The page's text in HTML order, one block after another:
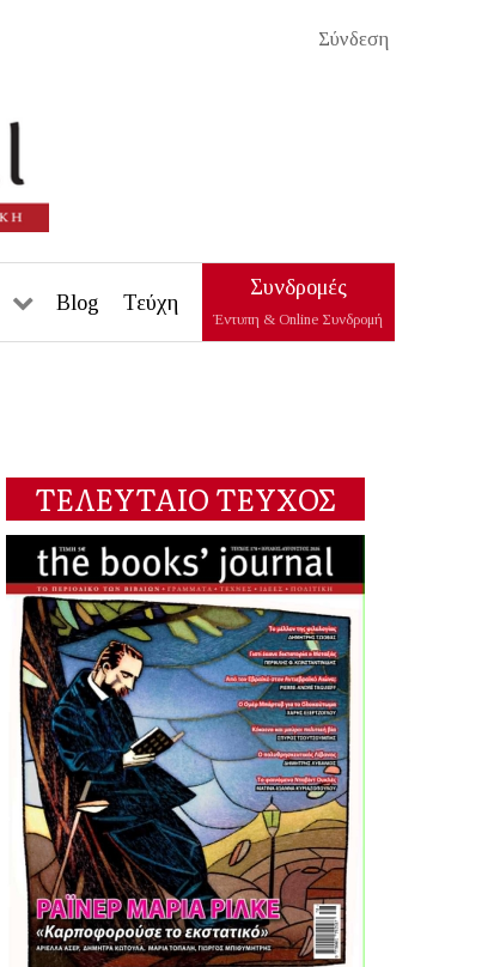
Σύνδεση
Blog Τεύχη
Συνδρομές
Έντυπη & Online Συνδρομή
ΤΕΛΕΥΤΑΙΟ ΤΕΥΧΟΣ